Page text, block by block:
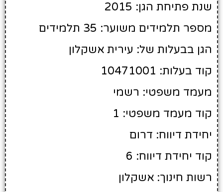
שנת פתיחת הגן: 2015
מספר תלמידים משוער: 35 תלמידים
הגן בבעלות של: עירית אשקלון
קוד בעלות: 10471001
מעמד משפטי: רשמי
קוד מעמד משפטי: 1
יחידת דיווח: דרום
קוד יחידת דיווח: 6
רשות חינוך: אשקלון